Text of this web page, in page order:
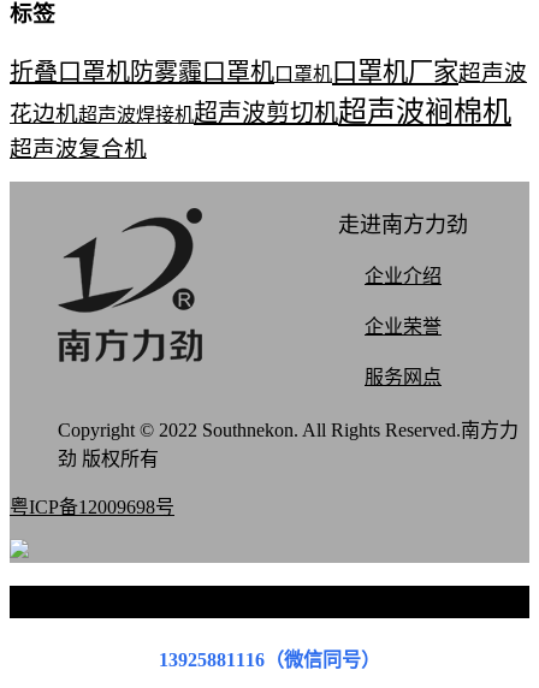
标签
折叠口罩机防雾霾口罩机口罩机 口罩机厂家超声波
花边机超声波焊接机超声波剪切机超声波裥棉机
超声波复合机
走进南方力劲
企业介绍
企业荣誉
服务网点
Copyright © 2022 Southnekon. All Rights Reserved.南方力
劲 版权所有
粤ICP备12009698号
13925881116（微信同号）